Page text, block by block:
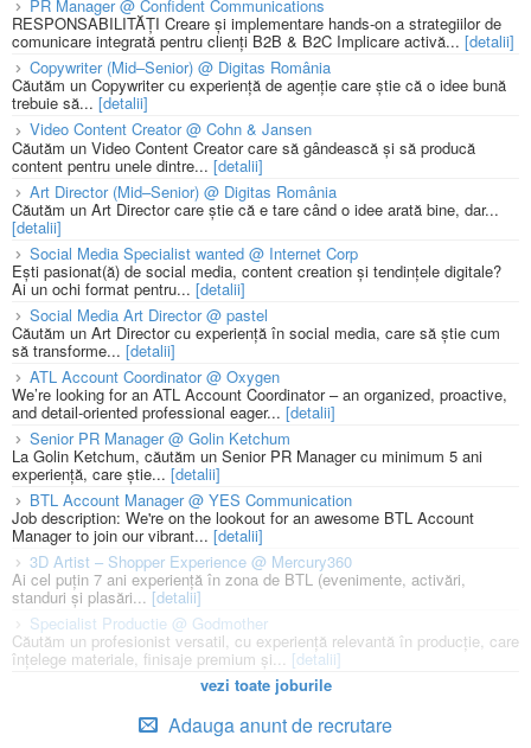
PR Manager @ Confident Communications
RESPONSABILITĂȚI Creare și implementare hands-on a strategiilor de
comunicare integrată pentru clienți B2B & B2C Implicare activă... [detalii]
Copywriter (Mid–Senior) @ Digitas România
Căutăm un Copywriter cu experiență de agenție care știe că o idee bună
trebuie să... [detalii]
Video Content Creator @ Cohn & Jansen
Căutăm un Video Content Creator care să gândească și să producă
content pentru unele dintre... [detalii]
Art Director (Mid–Senior) @ Digitas România
Căutăm un Art Director care știe că e tare când o idee arată bine, dar...
[detalii]
Social Media Specialist wanted @ Internet Corp
Ești pasionat(ă) de social media, content creation și tendințele digitale?
Ai un ochi format pentru... [detalii]
Social Media Art Director @ pastel
Căutăm un Art Director cu experiență în social media, care să știe cum
să transforme... [detalii]
ATL Account Coordinator @ Oxygen
We’re looking for an ATL Account Coordinator – an organized, proactive,
and detail-oriented professional eager... [detalii]
Senior PR Manager @ Golin Ketchum
La Golin Ketchum, căutăm un Senior PR Manager cu minimum 5 ani
experiență, care știe... [detalii]
BTL Account Manager @ YES Communication
Job description: We're on the lookout for an awesome BTL Account
Manager to join our vibrant... [detalii]
3D Artist – Shopper Experience @ Mercury360
Ai cel puțin 7 ani experiență în zona de BTL (evenimente, activări,
standuri și plasări... [detalii]
Specialist Productie @ Godmother
Căutăm un profesionist versatil, cu experiență relevantă în producție, care
înțelege materiale, finisaje premium și... [detalii]
vezi toate joburile
Adauga anunt de recrutare